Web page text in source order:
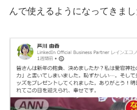
んで使えるようになってきまし